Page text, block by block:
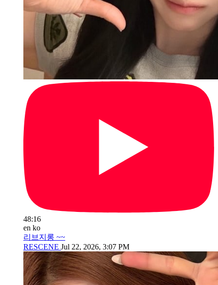
48:16
en ko
리브지롱 ~~
RESCENE Jul 22, 2026, 3:07 PM